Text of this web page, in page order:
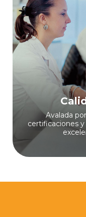
Avalada
certificaciones